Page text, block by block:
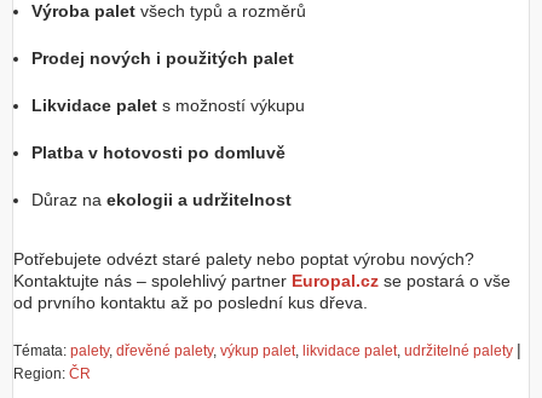
Výroba palet všech typů a rozměrů
Prodej nových i použitých palet
Likvidace palet s možností výkupu
Platba v hotovosti po domluvě
Důraz na ekologii a udržitelnost
Potřebujete odvézt staré palety nebo poptat výrobu nových?
Kontaktujte nás – spolehlivý partner Europal.cz se postará o vše
od prvního kontaktu až po poslední kus dřeva.
Témata: palety, dřevěné palety, výkup palet, likvidace palet, udržitelné palety |
Region: ČR